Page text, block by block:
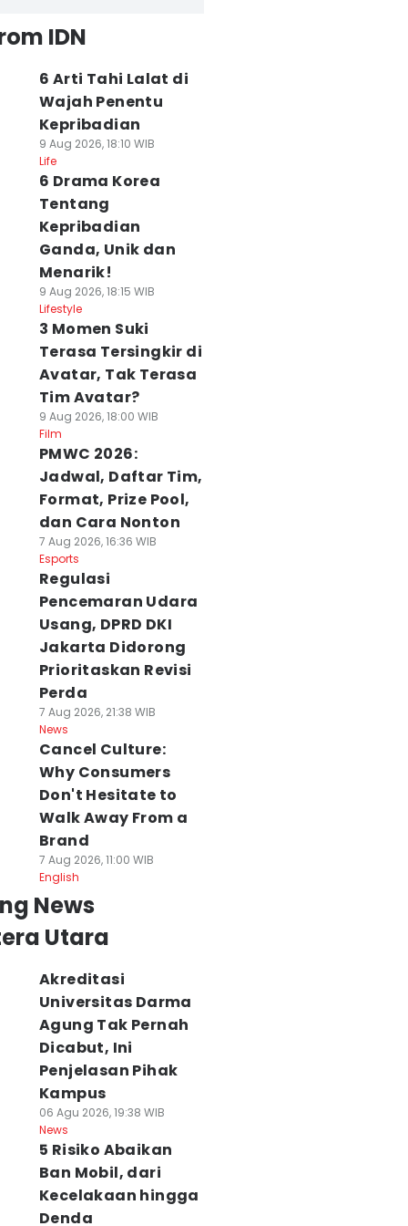
IDN
6 Arti Tahi Lalat di
Wajah Penentu
Kepribadian
9 Aug 2026, 18:10 WIB
Life
6 Drama Korea
Tentang
Kepribadian
Ganda, Unik dan
Menarik!
9 Aug 2026, 18:15 WIB
Lifestyle
3 Momen Suki
Terasa Tersingkir di
Avatar, Tak Terasa
Tim Avatar?
9 Aug 2026, 18:00 WIB
Film
PMWC 2026:
Jadwal, Daftar Tim,
Format, Prize Pool,
dan Cara Nonton
7 Aug 2026, 16:36 WIB
Esports
Regulasi
Pencemaran Udara
Usang, DPRD DKI
Jakarta Didorong
Prioritaskan Revisi
Perda
7 Aug 2026, 21:38 WIB
News
Cancel Culture:
Why Consumers
Don't Hesitate to
Walk Away From a
Brand
7 Aug 2026, 11:00 WIB
English
News
Utara
Akreditasi
Universitas Darma
Agung Tak Pernah
Dicabut, Ini
Penjelasan Pihak
Kampus
06 Agu 2026, 19:38 WIB
News
5 Risiko Abaikan
Ban Mobil, dari
Kecelakaan hingga
Denda